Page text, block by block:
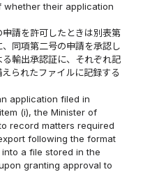
their application
請を許可したときは別表第
同項第二号の申請を承認し
輸出承認証に、それぞれ記
られたファイルに記録する
application filed in
(i), the Minister of
record matters required
following the format
a file stored in the
granting approval to